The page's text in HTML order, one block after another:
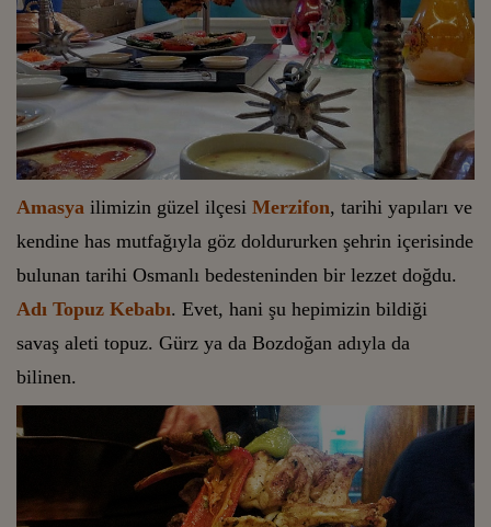
Amasya ilimizin güzel ilçesi Merzifon, tarihi yapıları ve
kendine has mutfağıyla göz doldururken şehrin içerisinde
bulunan tarihi Osmanlı bedesteninden bir lezzet doğdu.
Adı Topuz Kebabı. Evet, hani şu hepimizin bildiği
savaş aleti topuz. Gürz ya da Bozdoğan adıyla da
bilinen.